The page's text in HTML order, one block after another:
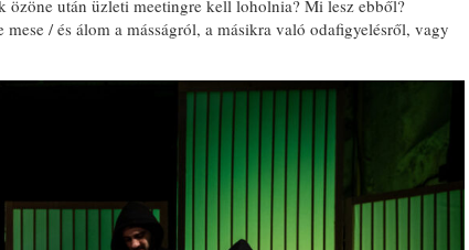
özöne után üzleti meetingre kell loholnia? Mi lesz ebből?
/ és álom a másságról, a másikra való odafigyelésről, vagy